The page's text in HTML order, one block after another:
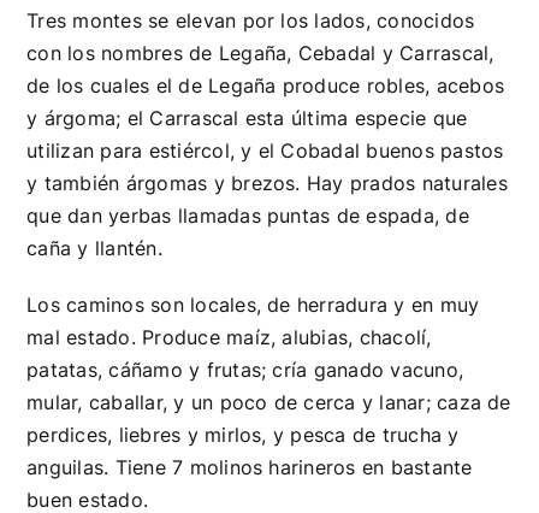
Tres montes se elevan por los lados, conocidos
con los nombres de Legaña, Cebadal y Carrascal,
de los cuales el de Legaña produce robles, acebos
y árgoma; el Carrascal esta última especie que
utilizan para estiércol, y el Cobadal buenos pastos
y también árgomas y brezos. Hay prados naturales
que dan yerbas llamadas puntas de espada, de
caña y llantén.
Los caminos son locales, de herradura y en muy
mal estado. Produce maíz, alubias, chacolí,
patatas, cáñamo y frutas; cría ganado vacuno,
mular, caballar, y un poco de cerca y lanar; caza de
perdices, liebres y mirlos, y pesca de trucha y
anguilas. Tiene 7 molinos harineros en bastante
buen estado.